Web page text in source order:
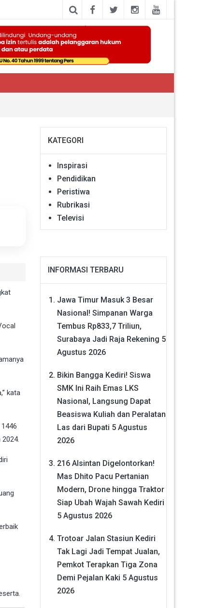
kata
KATEGORI
Inspirasi
Pendidikan
Peristiwa
Rubrikasi
Televisi
INFORMASI TERBARU
Jawa Timur Masuk 3 Besar
Nasional! Simpanan Warga
Tembus Rp833,7 Triliun,
Surabaya Jadi Raja Rekening 5
Agustus 2026
Bikin Bangga Kediri! Siswa
SMK Ini Raih Emas LKS
Nasional, Langsung Dapat
Beasiswa Kuliah dan Peralatan
Las dari Bupati 5 Agustus
2026
216 Alsintan Digelontorkan!
Mas Dhito Pacu Pertanian
Modern, Drone hingga Traktor
Siap Ubah Wajah Sawah Kediri
5 Agustus 2026
Trotoar Jalan Stasiun Kediri
Tak Lagi Jadi Tempat Jualan,
Pemkot Terapkan Tiga Zona
Demi Pejalan Kaki 5 Agustus
2026